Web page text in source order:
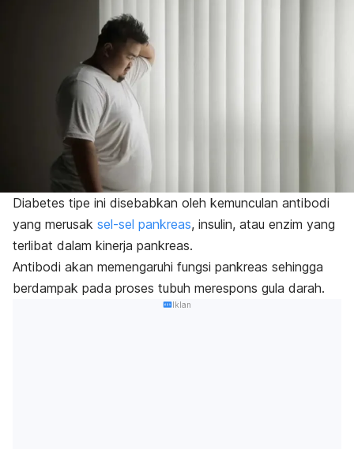
Diabetes tipe ini disebabkan oleh kemunculan antibodi
yang merusak sel-sel pankreas, insulin, atau enzim yang
terlibat dalam kinerja pankreas.
Antibodi akan memengaruhi fungsi pankreas sehingga
berdampak pada proses tubuh merespons gula darah.
Iklan